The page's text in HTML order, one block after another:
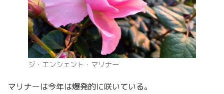
ジ・エンシェント・マリナー
マリナーは今年は爆発的に咲いている。